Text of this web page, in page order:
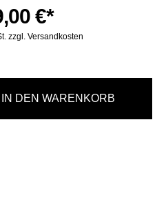
€*
zzgl. Versandkosten
IN DEN WARENKORB